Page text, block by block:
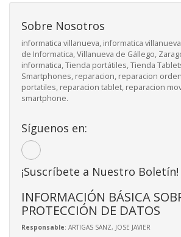
Sobre Nosotros
informatica villanueva, informatica
de Informatica, Villanueva de Gállego,
informatica, Tienda portátiles, Tienda
Smartphones, reparacion, reparacion
portatiles, reparacion tablet, reparacion
smartphone.
Síguenos en:
¡Suscríbete a Nuestro Boletín!
INFORMACIÓN BÁSICA
PROTECCIÓN DE DATOS
Responsable: ARTIGAS SANZ, JOSE JAVIER